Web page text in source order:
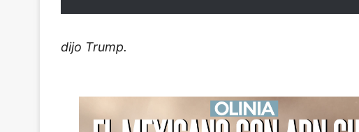
dijo Trump.